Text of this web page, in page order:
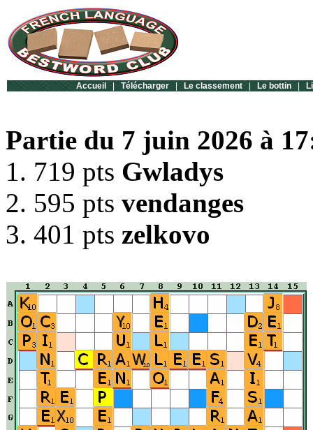
Accueil | Télécharger | Le classement | Le bottin |
Partie du 7 juin 2026 à
1. 719 pts Gwladys
2. 595 pts vendanges
3. 401 pts zelkovo